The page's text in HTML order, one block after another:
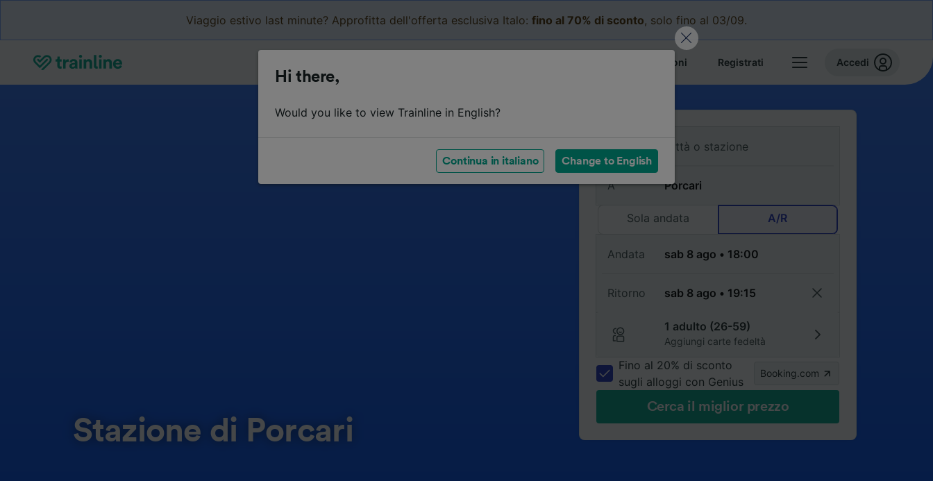
Viaggio estivo last minute? Approfitta dell'offerta esclusiva Italo: fino al 70% di sconto, solo fino al 03/09.
Le mie prenotazioni Registrati Accedi
Stazione di Porcari
Da
A
Sola andata A/R
Andata
Ritorno
1 adulto (26-59)
Aggiungi carte fedeltà
Fino al 20% di sconto
sugli alloggi con Genius
Booking.com
Cerca il miglior prezzo
Hi there,
Would you like to view Trainline in English?
Continua in italiano Change to English